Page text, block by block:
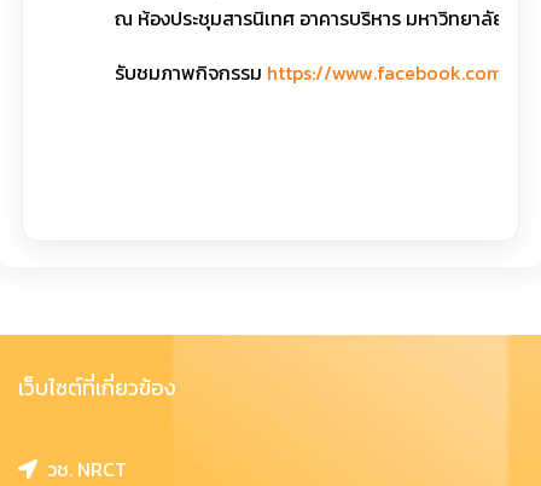
ณ ห้องประชุมสารนิเทศ อาคารบริหาร มหาวิทยาลัยเทค
รับชมภาพกิจกรรม https://www.facebook.com/
เว็บไซต์ที่เกี่ยวข้อง
วช. NRCT